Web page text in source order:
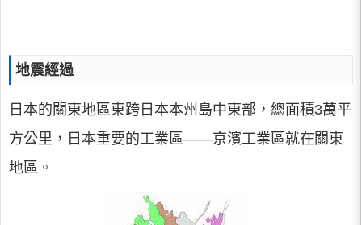
地震經過
日本的關東地區東跨日本本州島中東部，總面積3萬平
方公里，日本重要的工業區——京濱工業區就在關東
地區。